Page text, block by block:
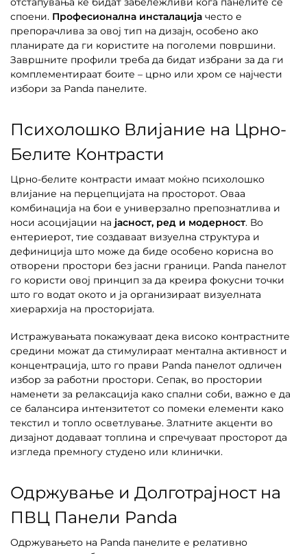
споени. Професионална инсталација често е
препорачлива за овој тип на дизајн, особено ако
планирате да ги користите на поголеми површини.
Завршните профили треба да бидат избрани за да ги
комплементираат боите – црно или хром се најчести
избори за Panda панелите.
Психолошко Влијание на Црно-
Белите Контрасти
Црно-белите контрасти имаат моќно психолошко
влијание на перцепцијата на просторот. Оваа
комбинација на бои е универзално препознатлива и
носи асоцијации на јасност, ред и модерност. Во
ентериерот, тие создаваат визуелна структура и
дефиниција што може да биде особено корисна во
отворени простори без јасни граници. Panda панелот
го користи овој принцип за да креира фокусни точки
што го водат окото и ја организираат визуелната
хиерархија на просторијата.
Истражувањата покажуваат дека високо контрастните
средини можат да стимулираат ментална активност и
концентрација, што го прави Panda панелот одличен
избор за работни простори. Сепак, во простории
наменети за релаксација како спални соби, важно е да
се балансира интензитетот со помеки елементи како
текстил и топло осветлување. Златните акценти во
дизајнот додаваат топлина и спречуваат просторот да
изгледа премногу студено или клинички.
Одржување и Долготрајност на
ПВЦ Панели Panda
Одржувањето на Panda панелите е релативно